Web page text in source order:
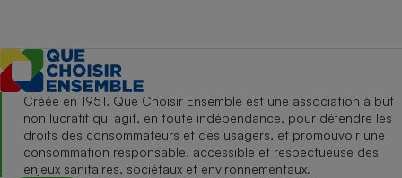
Créée en 1951, Que Choisir Ensemble est une association à but
non lucratif qui agit, en toute indépendance, pour défendre les
droits des consommateurs et des usagers, et promouvoir une
consommation responsable, accessible et respectueuse des
enjeux sanitaires, sociétaux et environnementaux.